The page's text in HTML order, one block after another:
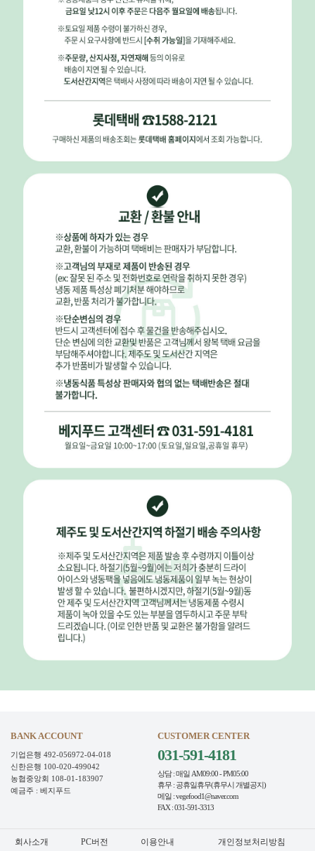
BANK ACCOUNT
기업은행 492-056972-04-018
신한은행 100-020-499042
농협중앙회 108-01-183907
예금주 : 베지푸드
CUSTOMER CENTER
031-591-4181
상담 : 매일 AM09:00 - PM05:00
휴무 : 공휴일휴무(휴무시 개별공지)
메일 : vegefood1@naver.com
FAX : 031-591-3313
회사소개 PC버전 이용안내 개인정보처리방침